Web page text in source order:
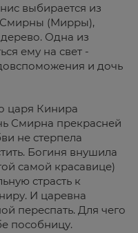
выбирается из
Смирны (Мирры),
Одна из
ему на свет -
и дочь
царя Кинира
Смирна прекрасней
не стерпела
Богиня внушила
самой красавице)
страсть к
И царевна
переспать. Для чего
пособницу.